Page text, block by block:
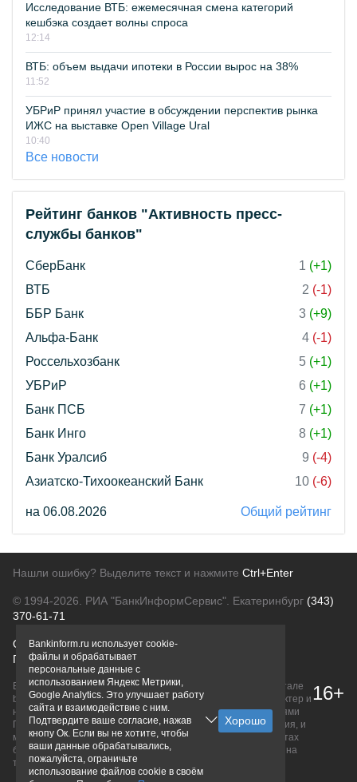
Исследование ВТБ: ежемесячная смена категорий
кешбэка создает волны спроса
12:14
ВТБ: объем выдачи ипотеки в России вырос на 38%
11:52
УБРиР принял участие в обсуждении перспектив рынка
ИЖС на выставке Open Village Ural
10:40
Все новости
Рейтинг банков "Активность пресс-
службы банков"
СберБанк 1 (+1)
ВТБ
2 (-1)
ББР Банк
3 (+9)
Альфа-Банк
4 (-1)
Россельхозбанк
5 (+1)
УБРиР
6 (+1)
Банк ПСБ
7 (+1)
Банк Инго
8 (+1)
Банк Уралсиб
9 (-4)
Азиатско-Тихоокеанский Банк
10 (-6)
на 06.08.2026 Общий рейтинг
Нашли ошибку? Выделите текст и нажмите Ctrl+Enter
© 1994-2026. РИА "БанкИнформСервис". Екатеринбург (343)
370-61-71
О проектеПолитика конфиденциальности
Правовая информацияДля рекламодателей
Вся информация о продуктах банков, размещенная на портале
bankinform.ru, носит исключительно ознакомительный характер и
не является публичной офертой, определяемой положениями
ГК РФ. Информация не содержит точного и полного описания, и
может быть изменена. Конечные условия уточняйте на сайтах
банков или при личном обращении. Исключительное право на
товарные знаки принадлежит их правообладателям.
16+
Bankinform.ru использует cookie-
файлы и обрабатывает
персональные данные с
использованием Яндекс Метрики,
Google Analytics. Это улучшает работу
сайта и взаимодействие с ним.
Подтвердите ваше согласие, нажав
кнопу Ок. Если вы не хотите, чтобы
ваши данные обрабатывались,
пожалуйста, ограничьте
использование файлов cookie в своём